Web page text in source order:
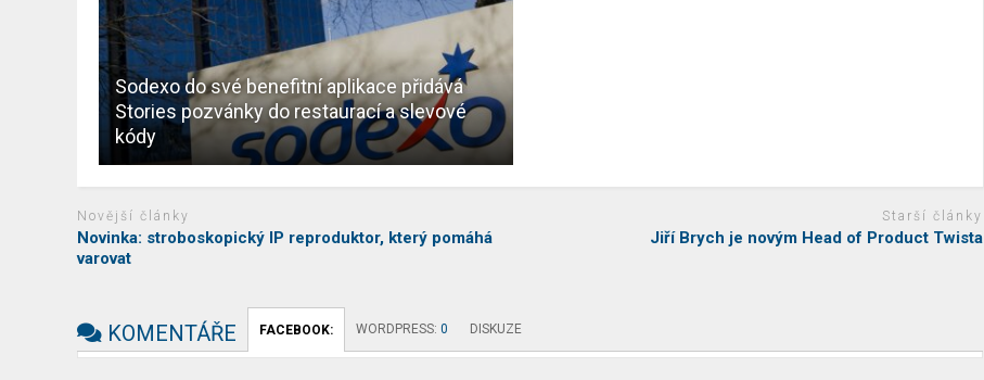
Sodexo do své benefitní aplikace přidává
Stories pozvánky do restaurací a slevové
kódy
Novější články
Novinka: stroboskopický IP reproduktor, který pomáhá
varovat
Starší články
Jiří Brych je novým Head of Product Twista
KOMENTÁŘE FACEBOOK: WORDPRESS:0 DISKUZE